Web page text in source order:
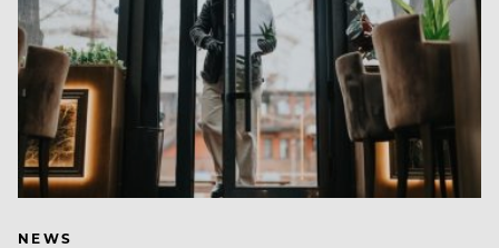
NEWS